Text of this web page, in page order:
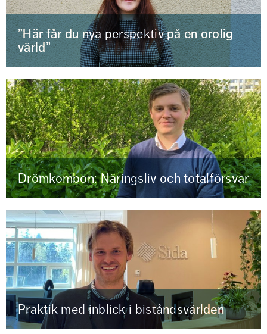
”Här får du nya perspektiv på en orolig
värld”
Drömkombon: Näringsliv och totalförsvar
Praktik med inblick i biståndsvärlden